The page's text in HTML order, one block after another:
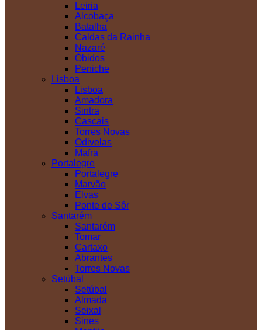
Leiria
Alcobaça
Batalha
Caldas da Rainha
Nazaré
Óbidos
Peniche
Lisboa
Lisboa
Amadora
Sintra
Cascais
Torres Novas
Odivelas
Mafra
Portalegre
Portalegre
Marvão
Elvas
Ponte de Sôr
Santarém
Santarém
Tomar
Cartaxo
Abrantes
Torres Novas
Setúbal
Setúbal
Almada
Seixal
Sines